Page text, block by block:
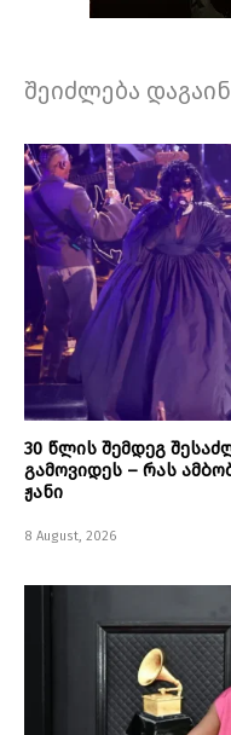
შეიძლება
30 წლის შემდეგ
გამოვიდეს – რას
ჟანი
8 August, 2026